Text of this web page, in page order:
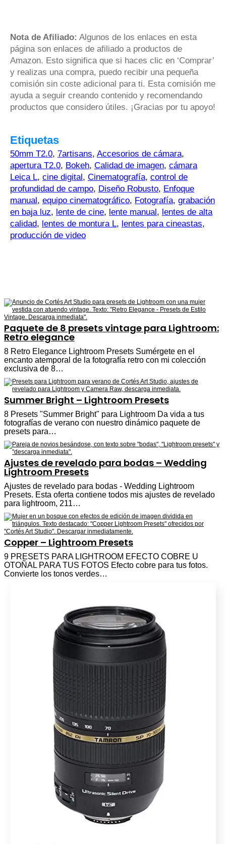
Nota de Afiliado: Algunos de los enlaces en esta
página son enlaces de afiliado a productos de
Amazon. Esto significa que si haces clic en ‘Comprar’
y realizas una compra, puedo recibir una pequeña
comisión sin coste adicional para ti. Esta comisión me
ayuda a seguir creando contenido y recomendando
productos que considero útiles. ¡Gracias por tu apoyo!
Etiquetas
50mm T2.0, 7artisans, Accesorios de cámara,
apertura T2.0, Bokeh, Calidad de imagen, cámara
Leica L, cine digital, Cinematografía, control de
profundidad de campo, Diseño Robusto, Enfoque
manual, equipo cinematográfico, Fotografía, grabación
en baja luz, lente de cine, lente manual, lentes de alta
calidad, lentes de montura L, lentes para cineastas,
producción de video
Paquete de 8 presets vintage para Lightroom:
Retro elegance
8 Retro Elegance Lightroom Presets Sumérgete en el
encanto atemporal de la fotografía retro con mi colección
exclusiva de 8…
Summer Bright – Lightroom Presets
8 Presets "Summer Bright" para Lightroom Da vida a tus
fotografías de verano con nuestro dinámico paquete de
presets para…
Ajustes de revelado para bodas – Wedding
Lightroom Presets
Ajustes de revelado para bodas - Wedding Lightroom
Presets. Esta oferta contiene todos mis ajustes de revelado
para lightroom, 211…
Copper – Lightroom Presets
9 PRESETS PARA LIGHTROOM EFECTO COBRE U
OTOÑAL PARA TUS FOTOS Efecto cobre para tus fotos.
Convierte los tonos verdes…